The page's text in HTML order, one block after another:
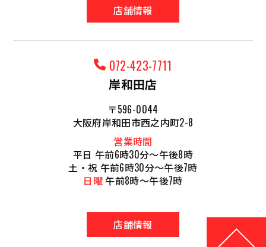
店舗情報
072-423-7711
岸和田店
〒596-0044
大阪府岸和田市西之内町2-8
営業時間
平日 午前6時30分～午後8時
土・祝 午前6時30分～午後7時
日曜 午前8時～午後7時
店舗情報